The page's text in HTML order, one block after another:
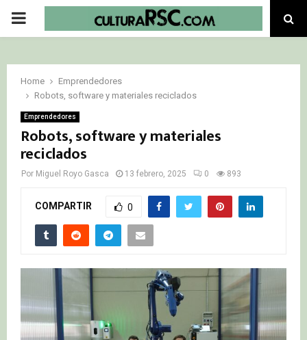
PRIMARY
Home
Emprendedores
Robots, software y materiales reciclados
Emprendedores
Robots, software y materiales
reciclados
Por Miguel Royo Gasca 13 febrero, 2025 0 893
COMPARTIR 0